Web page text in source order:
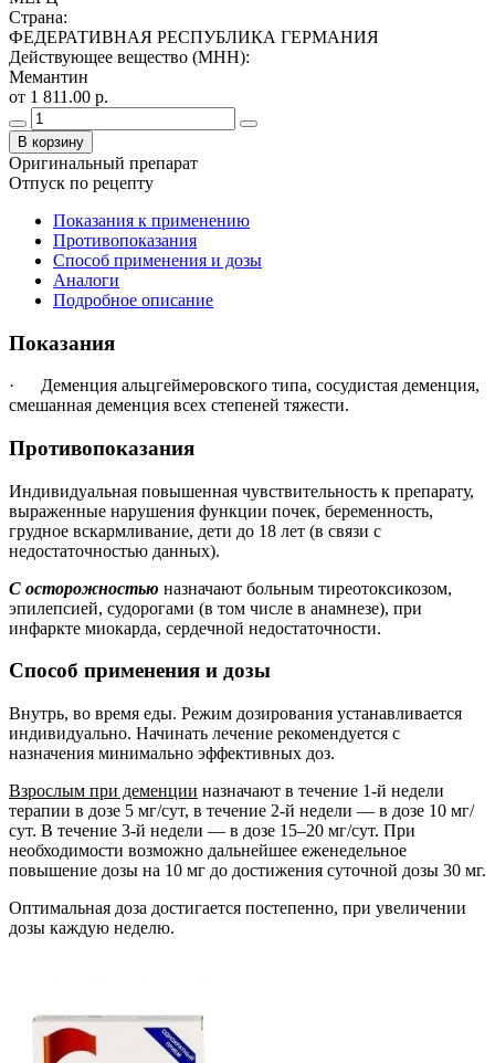
Страна:
ФЕДЕРАТИВНАЯ РЕСПУБЛИКА ГЕРМАНИЯ
Действующее вещество (МНН):
Мемантин
от 1 811.00 р.
В корзину
Оригинальный препарат
Отпуск по рецепту
Показания к применению
Противопоказания
Способ применения и дозы
Аналоги
Подробное описание
Показания
· Деменция альцгеймеровского типа, сосудистая деменция,
смешанная деменция всех степеней тяжести.
Противопоказания
Индивидуальная повышенная чувствительность к препарату,
выраженные нарушения функции почек, беременность,
грудное вскармливание, дети до 18 лет (в связи с
недостаточностью данных).
С осторожностью назначают больным тиреотоксикозом,
эпилепсией, судорогами (в том числе в анамнезе), при
инфаркте миокарда, сердечной недостаточности.
Способ применения и дозы
Внутрь, во время еды. Режим дозирования устанавливается
индивидуально. Начинать лечение рекомендуется с
назначения минимально эффективных доз.
Взрослым при деменции назначают в течение 1-й недели
терапии в дозе 5 мг/сут, в течение 2-й недели — в дозе 10 мг/
сут. В течение 3-й недели — в дозе 15–20 мг/сут. При
необходимости возможно дальнейшее еженедельное
повышение дозы на 10 мг до достижения суточной дозы 30 мг.
Оптимальная доза достигается постепенно, при увеличении
дозы каждую неделю.